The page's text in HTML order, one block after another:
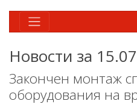
Новости за
Закончен монтаж
оборудования на